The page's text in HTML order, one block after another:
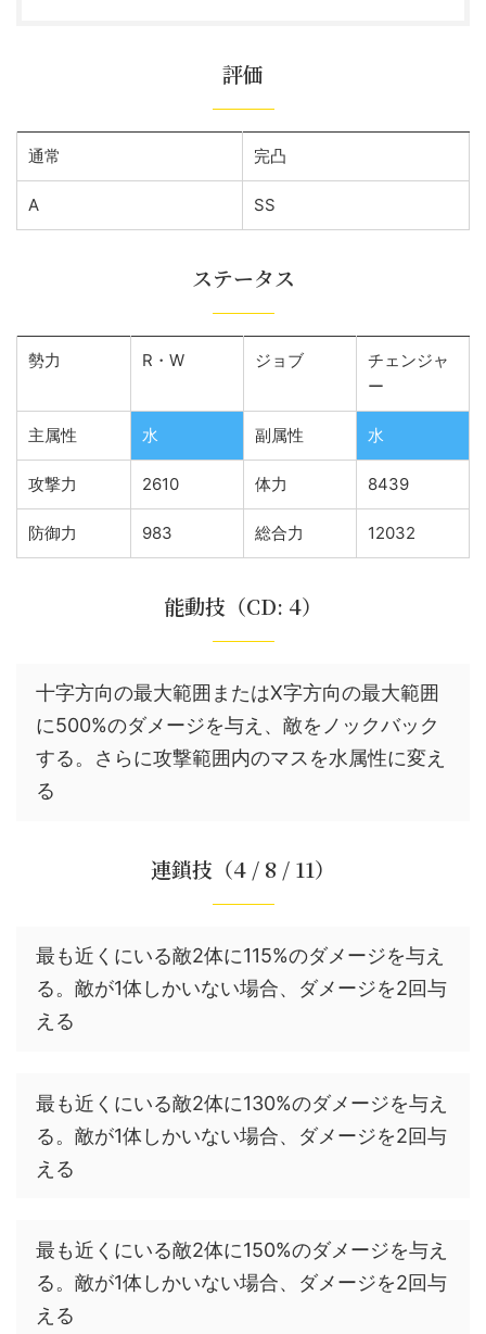
評価
通常 完凸
A SS
ステータス
勢力 R・W ジョブ
チェンジャ
ー
主属性 水 副属性 水
攻撃力 2610 体力 8439
防御力 983 総合力 12032
能動技（CD: 4）
十字方向の最大範囲またはX字方向の最大範囲
に500%のダメージを与え、敵をノックバック
する。さらに攻撃範囲内のマスを水属性に変え
る
連鎖技（4 / 8 / 11）
最も近くにいる敵2体に115%のダメージを与え
る。敵が1体しかいない場合、ダメージを2回与
える
最も近くにいる敵2体に130%のダメージを与え
る。敵が1体しかいない場合、ダメージを2回与
える
最も近くにいる敵2体に150%のダメージを与え
る。敵が1体しかいない場合、ダメージを2回与
える